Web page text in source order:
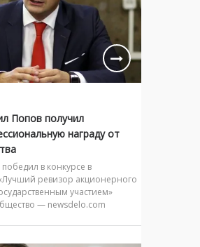
Попов получил
награду от
в конкурсе в
ревизор акционерного
участием»
— newsdelo.com